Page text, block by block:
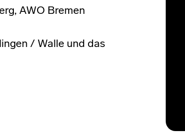
AWO Bremen
/ Walle und das